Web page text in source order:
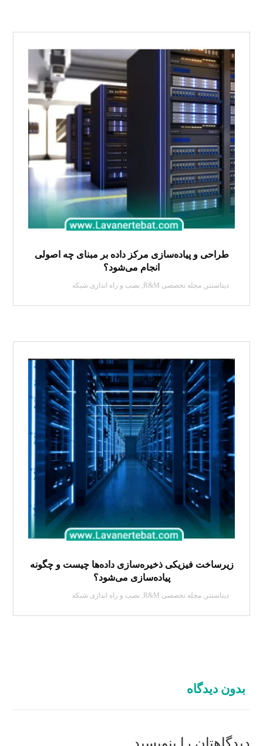
طراحی و پیاده‌سازی مرکز داده بر مبنای چه اصولی
انجام می‌شود؟
دیتاسنتر ,مجله تخصصی R&M , نصب و راه اندازی شبکه
زیرساخت فیزیکی ذخیره‌سازی داده‌ها چیست و چگونه
پیاده‌سازی می‌شود؟
دیتاسنتر ,مجله تخصصی R&M نصب و راه اندازی شبکه
بدون دیدگاه
دیدگاهتان را بنویسید